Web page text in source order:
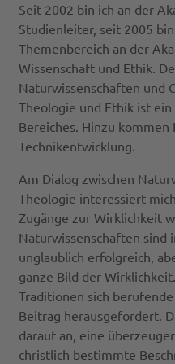
Seit 2002 bin ich an der
Studienleiter, seit 2005
Themenbereich an der
Wissenschaft und Ethik.
Naturwissenschaften und
Theologie und Ethik ist
Bereiches. Hinzu
Technikentwicklung.
Am Dialog zwischen
Theologie interessiert
Zugänge zur Wirklichkeit
Naturwissenschaften sind
unglaublich erfolgreich,
ganze Bild der
Traditionen sich
Beitrag herausgefordert.
darauf an, eine
christlich bestimmte